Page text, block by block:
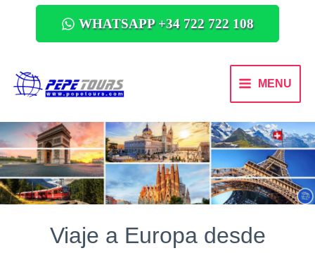
WHATSAPP +34 722 722 108
MENU
Viaje a Europa desde